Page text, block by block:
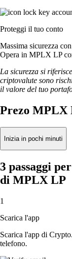
Proteggi il tuo conto
Massima sicurezza
Opera in MPLX LP
La sicurezza si
criptovalute sono
il valore del tuo
Prezo MPLX
Inizia in pochi minuti
3 passaggi
di MPLX LP
1
Scarica l'app
Scarica l'app di
telefono.